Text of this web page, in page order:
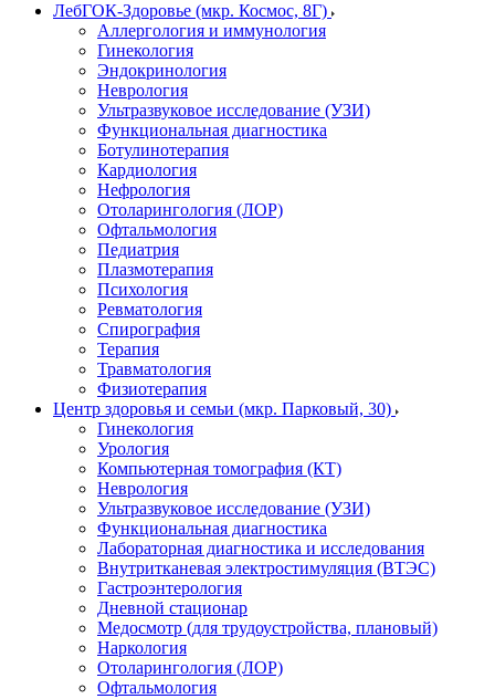
ЛебГОК-Здоровье (мкр. Космос, 8Г)
Аллергология и иммунология
Гинекология
Эндокринология
Неврология
Ультразвуковое исследование (УЗИ)
Функциональная диагностика
Ботулинотерапия
Кардиология
Нефрология
Отоларингология (ЛОР)
Офтальмология
Педиатрия
Плазмотерапия
Психология
Ревматология
Спирография
Терапия
Травматология
Физиотерапия
Центр здоровья и семьи (мкр. Парковый, 30)
Гинекология
Урология
Компьютерная томография (КТ)
Неврология
Ультразвуковое исследование (УЗИ)
Функциональная диагностика
Лабораторная диагностика и исследования
Внутритканевая электростимуляция (ВТЭС)
Гастроэнтерология
Дневной стационар
Медосмотр (для трудоустройства, плановый)
Наркология
Отоларингология (ЛОР)
Офтальмология